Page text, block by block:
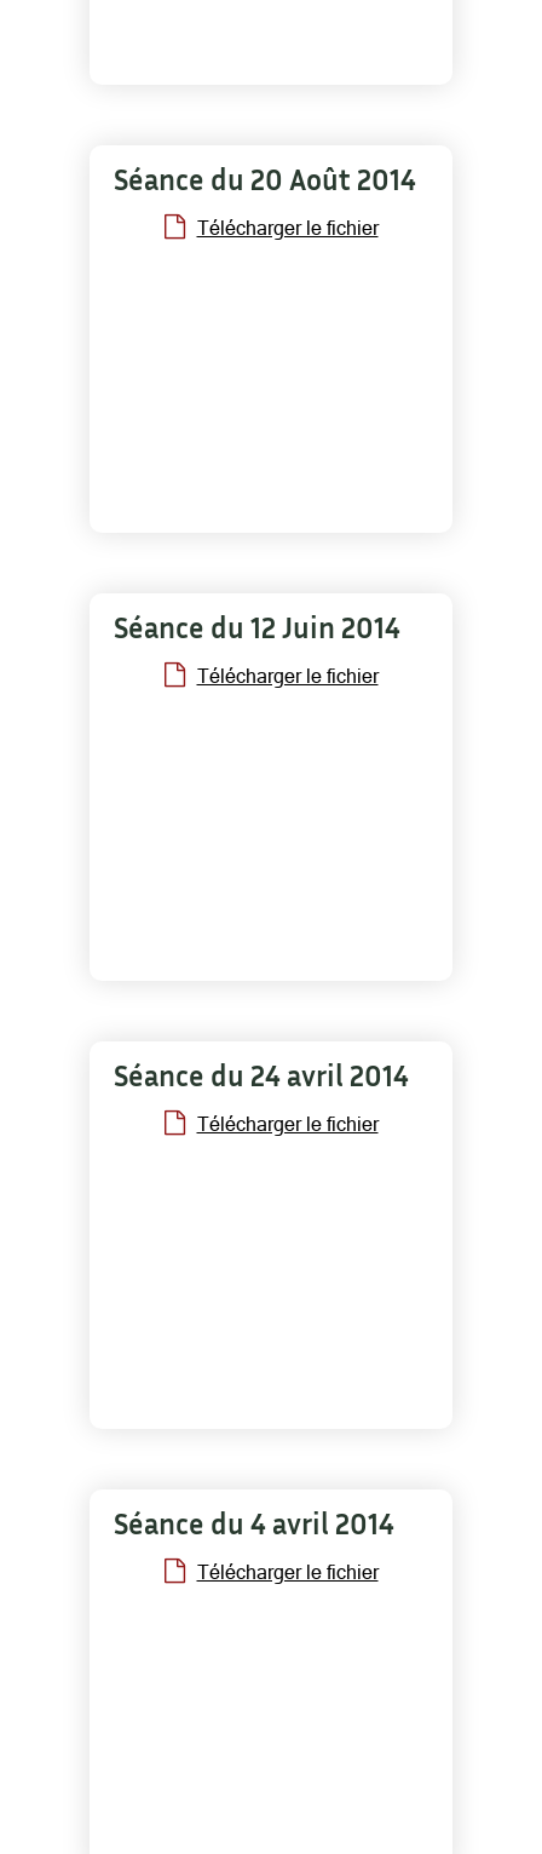
Séance du 20 Août 2014
Télécharger le fichier
Séance du 12 Juin 2014
Télécharger le fichier
Séance du 24 avril 2014
Télécharger le fichier
Séance du 4 avril 2014
Télécharger le fichier